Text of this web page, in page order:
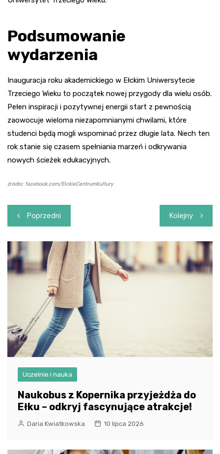
Podsumowanie
wydarzenia
Inauguracja roku akademickiego w Ełckim Uniwersytecie
Trzeciego Wieku to początek nowej przygody dla wielu osób.
Pełen inspiracji i pozytywnej energii start z pewnością
zaowocuje wieloma niezapomnianymi chwilami, które
studenci będą mogli wspominać przez długie lata. Niech ten
rok stanie się czasem spełniania marzeń i odkrywania
nowych ścieżek edukacyjnych.
źródło: facebook.com/ElckieCentrumKultury
Nawigacja
wpisu
Poprzedni Kolejny
Uczelnie i nauka
Naukobus z Kopernika przyjeżdża do
Ełku – odkryj fascynujące atrakcje!
Daria Kwiatkowska 10 lipca 2026